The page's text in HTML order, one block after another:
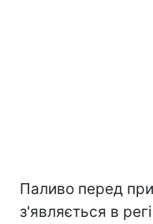
Паливо перед
з'являється в